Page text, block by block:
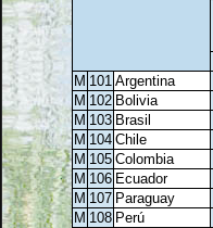
M 101 Argentina
M 102 Bolivia
M 103 Brasil
M 104 Chile
M 105 Colombia
M 106 Ecuador
M 107 Paraguay
M 108 Perú